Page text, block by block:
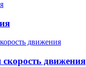
движения